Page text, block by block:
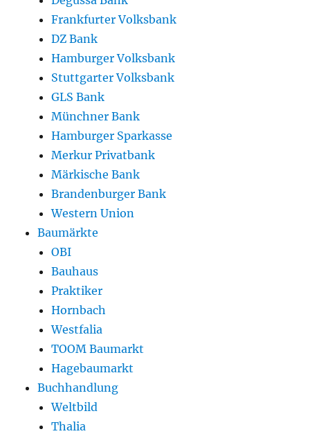
Frankfurter Volksbank
DZ Bank
Hamburger Volksbank
Stuttgarter Volksbank
GLS Bank
Münchner Bank
Hamburger Sparkasse
Merkur Privatbank
Märkische Bank
Brandenburger Bank
Western Union
Baumärkte
OBI
Bauhaus
Praktiker
Hornbach
Westfalia
TOOM Baumarkt
Hagebaumarkt
Buchhandlung
Weltbild
Thalia